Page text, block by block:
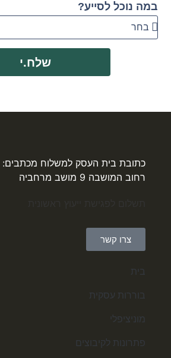
במה נוכל לסייע?
שלח.י
כתובת בית העסק למשלוח מכתבים:
רחוב המושבה 9 מושב מרחביה
צרו קשר
בית
בוררות עסקית
מוניציפלי
פתרונות לקיבוצים